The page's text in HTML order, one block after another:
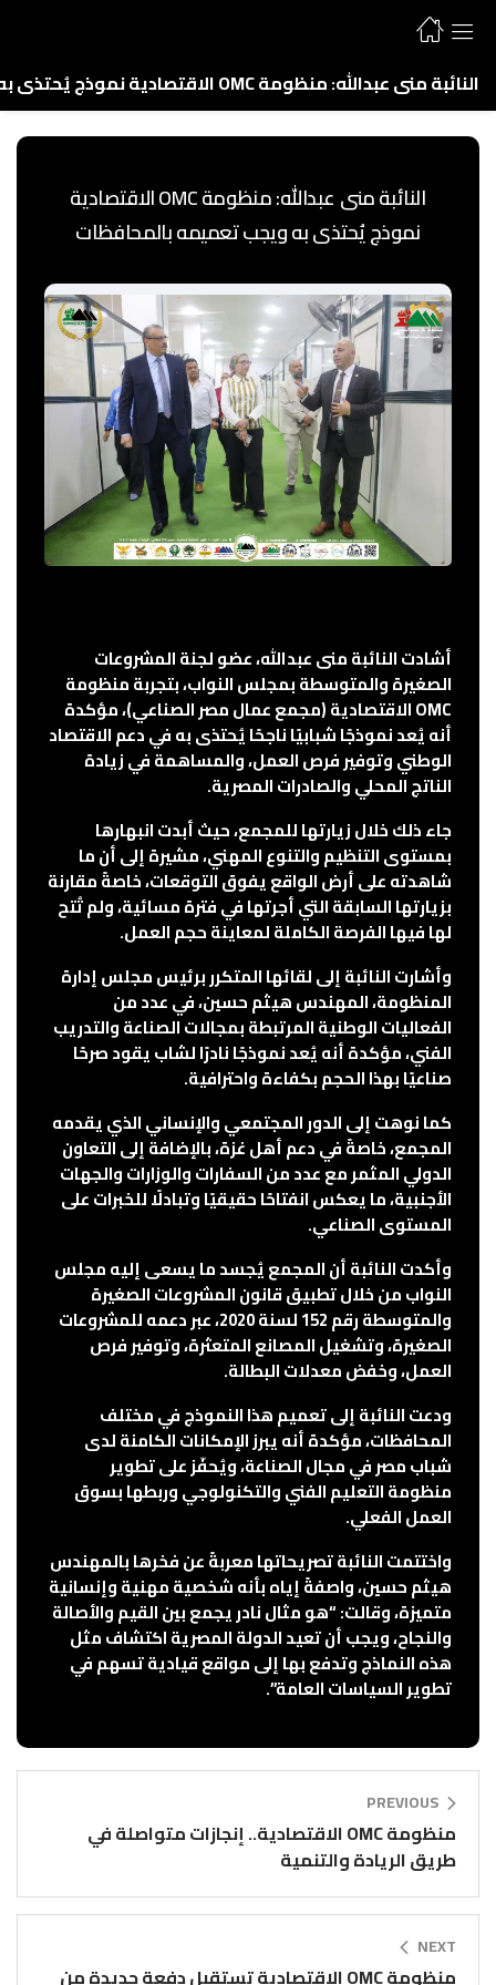
النائبة منى عبدالله: منظومة OMC الاقتصادية نموذج يُحتذى به ويجب تعميمه بالمحافظات
النائبة منى عبدالله: منظومة OMC الاقتصادية
نموذج يُحتذى به ويجب تعميمه بالمحافظات
أشادت النائبة منى عبدالله، عضو لجنة المشروعات
الصغيرة والمتوسطة بمجلس النواب، بتجربة منظومة
OMC الاقتصادية (مجمع عمال مصر الصناعي)، مؤكدة
أنه يُعد نموذجًا شبابيًا ناجحًا يُحتذى به في دعم الاقتصاد
الوطني وتوفير فرص العمل، والمساهمة في زيادة
الناتج المحلي والصادرات المصرية.
جاء ذلك خلال زيارتها للمجمع، حيث أبدت انبهارها
بمستوى التنظيم والتنوع المهني، مشيرة إلى أن ما
شاهدته على أرض الواقع يفوق التوقعات، خاصةً مقارنة
بزيارتها السابقة التي أجرتها في فترة مسائية، ولم تُتح
لها فيها الفرصة الكاملة لمعاينة حجم العمل.
وأشارت النائبة إلى لقائها المتكرر برئيس مجلس إدارة
المنظومة، المهندس هيثم حسين، في عدد من
الفعاليات الوطنية المرتبطة بمجالات الصناعة والتدريب
الفني، مؤكدة أنه يُعد نموذجًا نادرًا لشاب يقود صرحًا
صناعيًا بهذا الحجم بكفاءة واحترافية.
كما نوهت إلى الدور المجتمعي والإنساني الذي يقدمه
المجمع، خاصةً في دعم أهل غزة، بالإضافة إلى التعاون
الدولي المثمر مع عدد من السفارات والوزارات والجهات
الأجنبية، ما يعكس انفتاحًا حقيقيًا وتبادلًا للخبرات على
المستوى الصناعي.
وأكدت النائبة أن المجمع يُجسد ما يسعى إليه مجلس
النواب من خلال تطبيق قانون المشروعات الصغيرة
والمتوسطة رقم 152 لسنة 2020، عبر دعمه للمشروعات
الصغيرة، وتشغيل المصانع المتعثرة، وتوفير فرص
العمل، وخفض معدلات البطالة.
ودعت النائبة إلى تعميم هذا النموذج في مختلف
المحافظات، مؤكدة أنه يبرز الإمكانات الكامنة لدى
شباب مصر في مجال الصناعة، ويُحفّز على تطوير
منظومة التعليم الفني والتكنولوجي وربطها بسوق
العمل الفعلي.
واختتمت النائبة تصريحاتها معربةً عن فخرها بالمهندس
هيثم حسين، واصفةً إياه بأنه شخصية مهنية وإنسانية
متميزة، وقالت: “هو مثال نادر يجمع بين القيم والأصالة
والنجاح، ويجب أن تعيد الدولة المصرية اكتشاف مثل
هذه النماذج وتدفع بها إلى مواقع قيادية تسهم في
تطوير السياسات العامة”.
PREVIOUS
منظومة OMC الاقتصادية.. إنجازات متواصلة في
طريق الريادة والتنمية
NEXT
منظومة OMC الاقتصادية تستقبل دفعة جديدة من